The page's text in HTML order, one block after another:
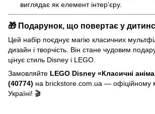
виглядає як елемент інтер’єру.
🎁 Подарунок, що повертає у
Цей набір поєднує магію класичних
дизайн і творчість. Він стане чудовим
цінує стиль Disney і LEGO.
Замовляйте LEGO Disney «Класичні
(40774) на brickstore.com.ua — офіційному
Україні! 🎬